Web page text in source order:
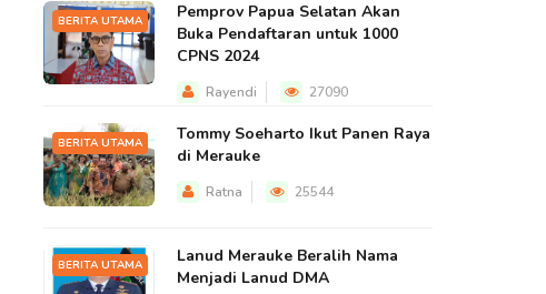
BERITA UTAMA
Pemprov Papua Selatan Akan
Buka Pendaftaran untuk 1000
CPNS 2024
Rayendi 27090
BERITA UTAMA
Tommy Soeharto Ikut Panen Raya
di Merauke
Ratna 25544
BERITA UTAMA
Lanud Merauke Beralih Nama
Menjadi Lanud DMA